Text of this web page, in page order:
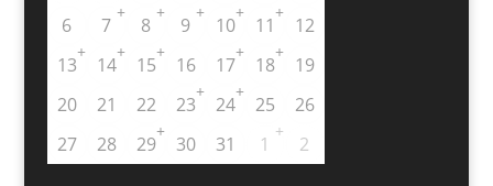
6
7
+
8
+
9
+
10
+
11
+
12
13
+
14
+
15
+
16 17
+
18
+
19
20
21 22 23
+
24
+
25
26
27
28 29
+
30 31 1
+
2